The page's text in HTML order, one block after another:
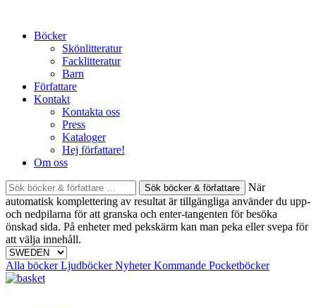
contentBöcker
Skönlitteratur
Facklitteratur
Barn
Författare
Kontakt
Kontakta oss
Press
Kataloger
Hej författare!
Om oss
Sök
böcker
&
författare
efter:
När
automatisk komplettering av resultat är tillgängliga använder du upp-
och nedpilarna för att granska och enter-tangenten för besöka
önskad sida. På enheter med pekskärm kan man peka eller svepa för
att välja innehåll.
Alla böckerLjudböckerNyheterKommande Pocketböcker